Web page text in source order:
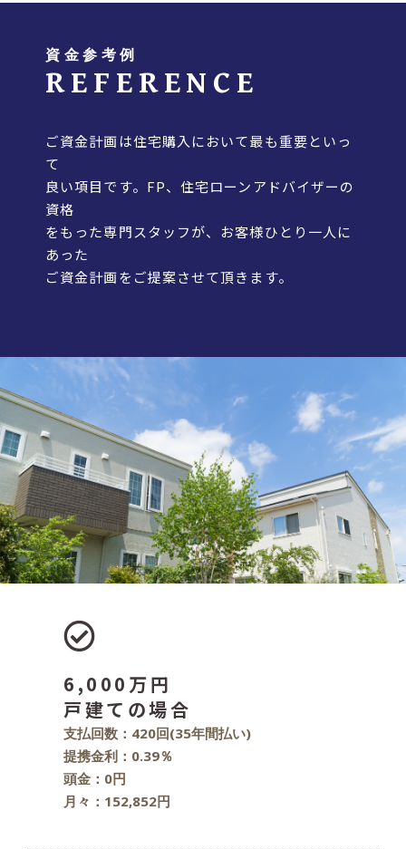
資金参考例
REFERENCE
ご資金計画は住宅購入において最も重要といっ
て
良い項目です。FP、住宅ローンアドバイザーの
資格
をもった専門スタッフが、お客様ひとり一人に
あった
ご資金計画をご提案させて頂きます。
6,000万円
戸建ての場合
支払回数：420回(35年間払い)
提携金利：0.39％
頭金：0円
月々：152,852円